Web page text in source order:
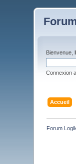
Bienvenue,
Connexion
Accueil
Forum